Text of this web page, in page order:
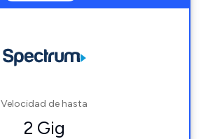
Velocidad de hasta
2 Gig